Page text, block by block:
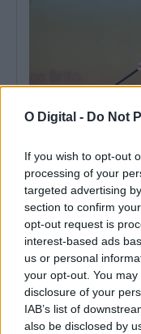
O Digital - Do Not
If you wish to opt-out
processing of your
targeted advertising
section to confirm
opt-out request is
interest-based ads
us or personal
your opt-out. You
disclosure of your
IAB’s list of
also be disclosed by
Estratégia TERRA+:
em «território-piloto»
A Associação de
transformar os
28 Julho, 2026 - 16:00